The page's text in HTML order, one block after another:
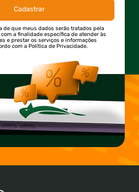
Cadastrar
de que meus dados serão tratados pela
a finalidade específica de atender às
e prestar os serviços e informações
com a Política de Privacidade.